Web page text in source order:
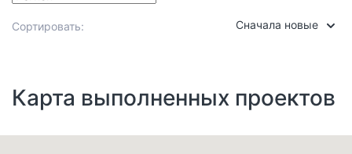
Сортировать: Сначала новые
Карта выполненных проектов